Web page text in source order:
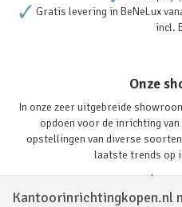
Kantoorinrichtingkopen.nl
Gratis levering in BeNeLux
incl.
Onze
In onze zeer uitgebreide
opdoen voor de inrichting
opstellingen van diverse
laatste trends op
Lees